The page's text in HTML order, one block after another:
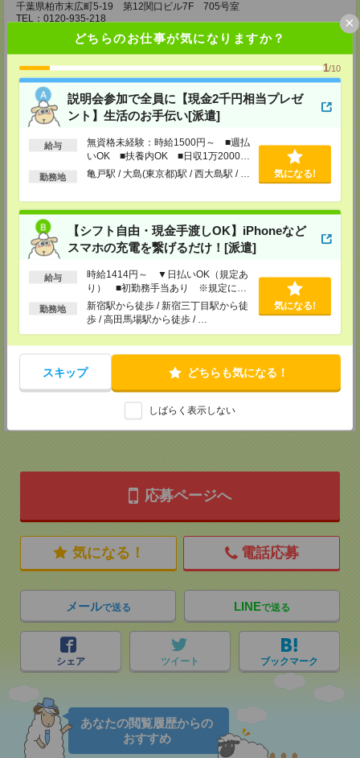
どちらのお仕事が気になりますか？
1/10
説明会参加で全員に【現金2千円相当プレゼ
ント】生活のお手伝い[派遣]
給与
無資格未経験：時給1500円～ ■週払
いOK ■扶養内OK ■日収1万2000円
以上
勤務地 亀戸駅 / 大島(東京都)駅 / 西大島駅 / … 気になる!
【シフト自由・現金手渡しOK】iPhoneなど
スマホの充電を繋げるだけ！[派遣]
給与
時給1414円～ ▼日払いOK（規定あ
り） ■初勤務手当あり ※規定によ
る
勤務地
新宿駅から徒歩 / 新宿三丁目駅から徒
歩 / 高田馬場駅から徒歩 / …
気になる!
スキップ どちらも気になる！
しばらく表示しない
×
千葉県柏市末広町5-19 第12関口ビル7F 705号室
TEL：0120-935-218
tenshoku@nikken-ts.jp
担当：採用担当
メディカルケア事業部 新宿オフィス
東京都新宿区新宿2-3-10 新宿御苑ビル6階
TEL：0120-457-235
MAIL：tenshoku@nikken-ts.jp
担当：採用担当
メディカルケア事業部 立川事業所
東京都立川市錦町1-12-14
TEL：0120-934-200
MAIL：tenshoku@nikken-ts.jp
メディカルケア事業部 町田オフィス
東京都町田市森野1-7-23 大樹生命町田ビル6F
TEL：0120-453-285
MAIL： tenshoku@nikken-ts.jp
担当：採用担当
メディカルケア事業部 横浜オフィス
神奈川県横浜市保土ケ谷区神戸町134 横浜ビジネスパークサウスタワー
TEL：0120-901-799
MAIL：tenshoku@nikken-ts.jp
★今ならご来社登録でQUOカード2000円分をプレゼント中★
応募ページへ
気になる！ 電話応募
メールで送る LINEで送る
シェア ツイート ブックマーク
あなたの閲覧履歴からの
おすすめ